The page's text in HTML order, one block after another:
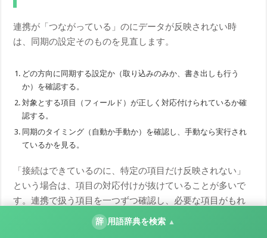
連携が「つながっている」のにデータが反映されない時
は、同期の設定そのものを見直します。
どの方向に同期する設定か（取り込みのみか、書き出しも行う
か）を確認する。
対象とする項目（フィールド）が正しく対応付けられているか確
認する。
同期のタイミング（自動か手動か）を確認し、手動なら実行され
ているかを見る。
「接続はできているのに、特定の項目だけ反映されない」
という場合は、項目の対応付けが抜けていることが多いで
す。連携で扱う項目を一つずつ確認し、必要な項目がもれ
なくつながっているかを点検してください。
辞 用語辞典を検索 ▲